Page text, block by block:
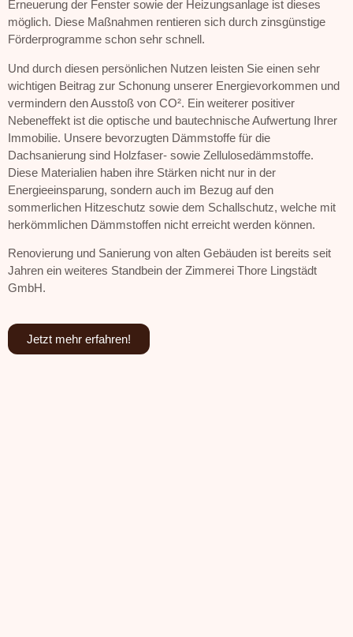
Erneuerung der Fenster sowie der Heizungsanlage ist dieses
möglich. Diese Maßnahmen rentieren sich durch zinsgünstige
Förderprogramme schon sehr schnell.
Und durch diesen persönlichen Nutzen leisten Sie einen sehr
wichtigen Beitrag zur Schonung unserer Energievorkommen und
vermindern den Ausstoß von CO². Ein weiterer positiver
Nebeneffekt ist die optische und bautechnische Aufwertung Ihrer
Immobilie. Unsere bevorzugten Dämmstoffe für die
Dachsanierung sind Holzfaser- sowie Zellulosedämmstoffe.
Diese Materialien haben ihre Stärken nicht nur in der
Energieeinsparung, sondern auch im Bezug auf den
sommerlichen Hitzeschutz sowie dem Schallschutz, welche mit
herkömmlichen Dämmstoffen nicht erreicht werden können.
Renovierung und Sanierung von alten Gebäuden ist bereits seit
Jahren ein weiteres Standbein der Zimmerei Thore Lingstädt
GmbH.
Jetzt mehr erfahren!